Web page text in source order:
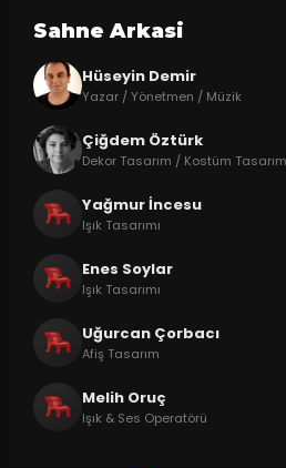
Sahne Arkasi
Hüseyin Demir
Yazar / Yönetmen / Müzik
Çiğdem Öztürk
Dekor Tasarım / Kostüm Tasarım
Yağmur İncesu
Işık Tasarımı
Enes Soylar
Işık Tasarımı
Uğurcan Çorbacı
Afiş Tasarım
Melih Oruç
Işık & Ses Operatörü